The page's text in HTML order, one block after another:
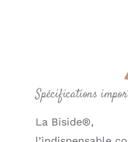
Spécifications
La Biside®,